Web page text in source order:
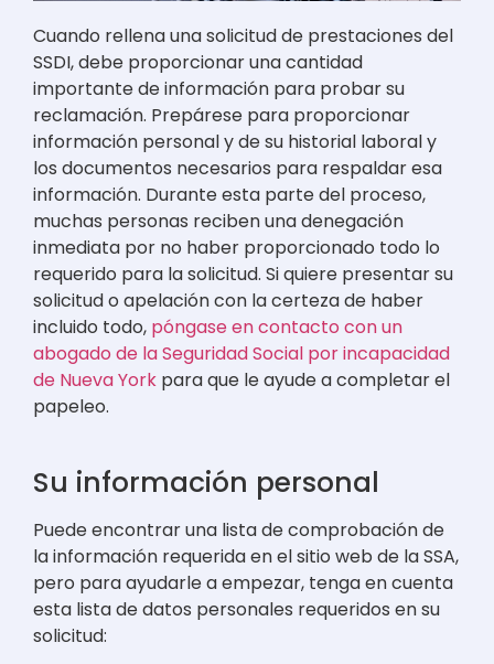
Cuando rellena una solicitud de prestaciones del
SSDI, debe proporcionar una cantidad
importante de información para probar su
reclamación. Prepárese para proporcionar
información personal y de su historial laboral y
los documentos necesarios para respaldar esa
información. Durante esta parte del proceso,
muchas personas reciben una denegación
inmediata por no haber proporcionado todo lo
requerido para la solicitud. Si quiere presentar su
solicitud o apelación con la certeza de haber
incluido todo, póngase en contacto con un
abogado de la Seguridad Social por incapacidad
de Nueva York para que le ayude a completar el
papeleo.
Su información personal
Puede encontrar una lista de comprobación de
la información requerida en el sitio web de la SSA,
pero para ayudarle a empezar, tenga en cuenta
esta lista de datos personales requeridos en su
solicitud: